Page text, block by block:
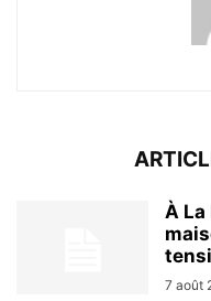
À La
7 août